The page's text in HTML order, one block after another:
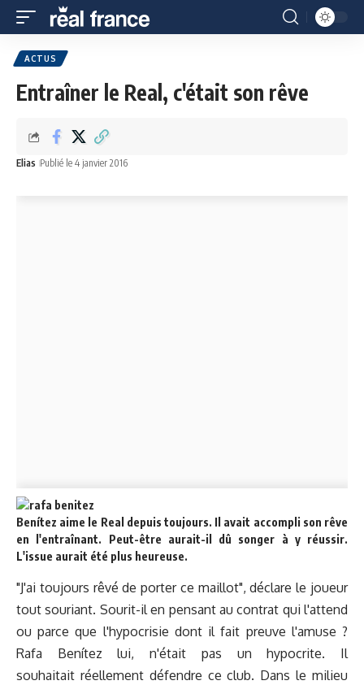
ACTUS
Entraîner le Real, c'était son rêve
Elias Publié le 4 janvier 2016
Benítez aime le Real depuis toujours. Il avait accompli son rêve
en l'entraînant. Peut-être aurait-il dû songer à y réussir.
L'issue aurait été plus heureuse.
"J'ai toujours rêvé de porter ce maillot", déclare le joueur
tout souriant. Sourit-il en pensant au contrat qui l'attend
ou parce que l'hypocrisie dont il fait preuve l'amuse ?
Rafa Benítez lui, n'était pas un hypocrite. Il
souhaitait réellement défendre ce club. Dans le milieu